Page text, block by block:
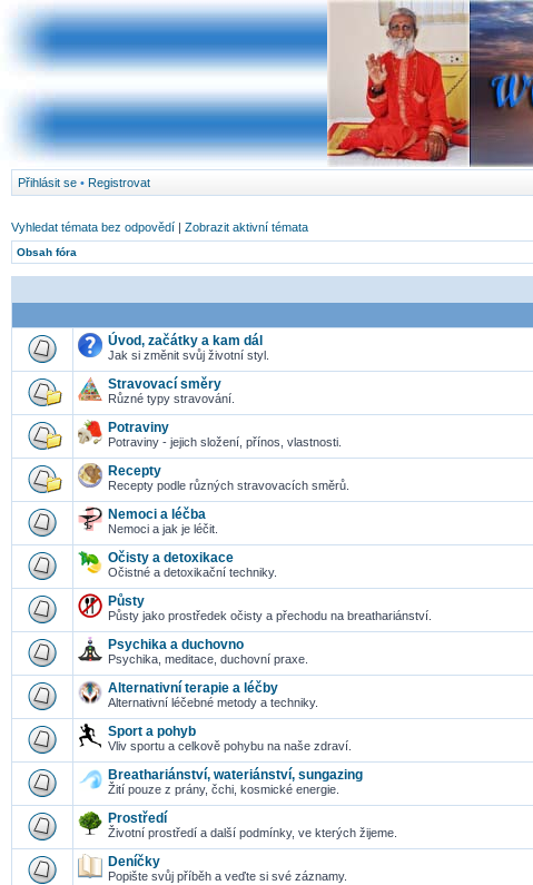
Přihlásit se • Registrovat
Vyhledat témata bez odpovědí | Zobrazit aktivní témata
Obsah fóra
Úvod, začátky a kam dál
Jak si změnit svůj životní styl.
Stravovací směry
Různé typy stravování.
Potraviny
Potraviny - jejich složení, přínos, vlastnosti.
Recepty
Recepty podle různých stravovacích směrů.
Nemoci a léčba
Nemoci a jak je léčit.
Očisty a detoxikace
Očistné a detoxikační techniky.
Půsty
Půsty jako prostředek očisty a přechodu na breathariánství.
Psychika a duchovno
Psychika, meditace, duchovní praxe.
Alternativní terapie a léčby
Alternativní léčebné metody a techniky.
Sport a pohyb
Vliv sportu a celkově pohybu na naše zdraví.
Breathariánství, wateriánství, sungazing
Žití pouze z prány, čchi, kosmické energie.
Prostředí
Životní prostředí a další podmínky, ve kterých žijeme.
Deníčky
Popište svůj příběh a veďte si své záznamy.